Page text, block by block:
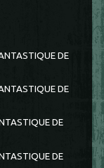
DE
DE
DE
DE